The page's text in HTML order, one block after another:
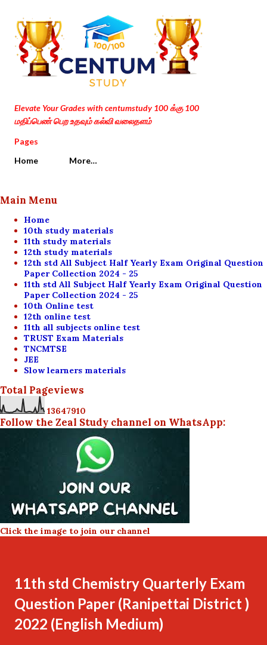
Skip to main content
Elevate Your Grades with centumstudy 100 க்கு 100
மதிப்பெண் பெற உதவும் கல்வி வலைதளம்
Pages
Home
More…
Main Menu
Home
10th study materials
11th study materials
12th study materials
12th std All Subject Half Yearly Exam Original Question
Paper Collection 2024 - 25
11th std All Subject Half Yearly Exam Original Question
Paper Collection 2024 - 25
10th Online test
12th online test
11th all subjects online test
TRUST Exam Materials
TNCMTSE
JEE
Slow learners materials
Total Pageviews
13647910
Follow the Zeal Study channel on WhatsApp:
Click the image to join our channel
11th std Chemistry Quarterly Exam
Question Paper (Ranipettai District )
2022 (English Medium)